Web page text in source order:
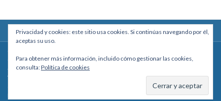
Calle Macario Pinilla # 2588 esq. Av. Arce, Edificio Arcadia, Mezzanine, Of. 101
- La Paz, Bolivia
Teléfono: +591 2431818 - Celular: +591 73027636
Privacidad y cookies: este sitio usa cookies. Si continúas navegando por él,
aceptas su uso.
Para obtener más información, incluido cómo gestionar las cookies,
consulta:Política de cookies